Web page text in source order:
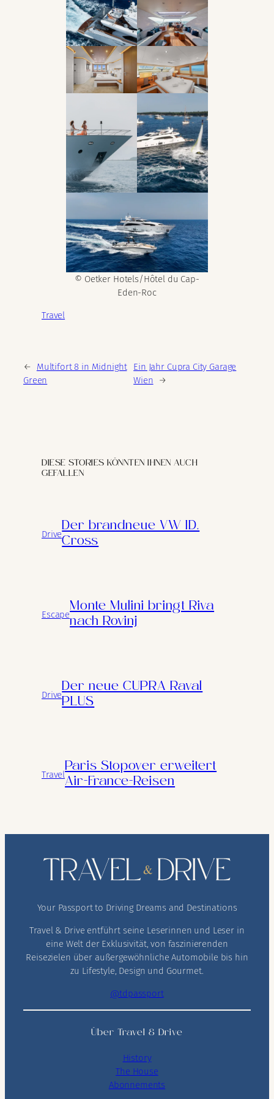
© Oetker Hotels/Hôtel du Cap-
Eden-Roc
Travel
←
Multifort 8 in Midnight
Green
Ein Jahr Cupra City Garage
Wien
→
DIESE STORIES KÖNNTEN IHNEN AUCH
GEFALLEN
Drive
Der brandneue VW ID.
Cross
Escape
Monte Mulini bringt Riva
nach Rovinj
Drive
Der neue CUPRA Raval
PLUS
Travel
Paris Stopover erweitert
Air-France-Reisen
Your Passport to Driving Dreams and Destinations
Travel & Drive entführt seine Leserinnen und Leser in
eine Welt der Exklusivität, von faszinierenden
Reisezielen über außergewöhnliche Automobile bis hin
zu Lifestyle, Design und Gourmet.
@tdpassport
Über Travel & Drive
History
The House
Abonnements